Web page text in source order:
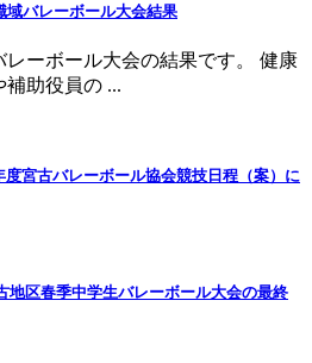
域バレーボール大会結果
レーボール大会の結果です。 健康
助役員の ...
度宮古バレーボール協会競技日程（案）に
地区春季中学生バレーボール大会の最終